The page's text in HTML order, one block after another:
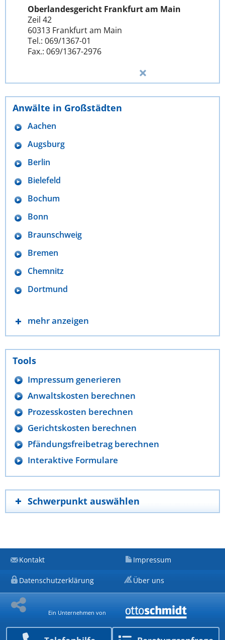
Oberlandesgericht Frankfurt am Main
Zeil 42
60313 Frankfurt am Main
Tel.: 069/1367-01
Fax.: 069/1367-2976
Anwälte in Großstädten
Aachen
Augsburg
Berlin
Bielefeld
Bochum
Bonn
Braunschweig
Bremen
Chemnitz
Dortmund
mehr anzeigen
Tools
Impressum generieren
Anwaltskosten berechnen
Prozesskosten berechnen
Gerichtskosten berechnen
Pfändungsfreibetrag berechnen
Interaktive Formulare
Schwerpunkt auswählen
Kontakt Impressum
Datenschutzerklärung Über uns
Ein Unternehmen von